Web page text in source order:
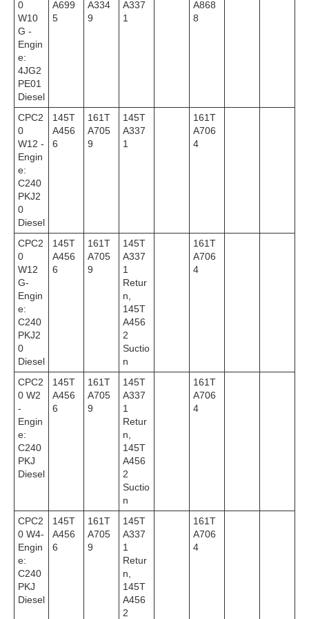
0
W10
G -
Engin
e:
4JG2
PE01
Diesel
A699
5
A334
9
A337
1
A868
8
CPC2
0
W12 -
Engin
e:
C240
PKJ2
0
Diesel
145T
A456
6
161T
A705
9
145T
A337
1
161T
A706
4
CPC2
0
W12
G-
Engin
e:
C240
PKJ2
0
Diesel
145T
A456
6
161T
A705
9
145T
A337
1
Retur
n,
145T
A456
2
Suctio
n
161T
A706
4
CPC2
0 W2
-
Engin
e:
C240
PKJ
Diesel
145T
A456
6
161T
A705
9
145T
A337
1
Retur
n,
145T
A456
2
Suctio
n
161T
A706
4
CPC2
0 W4-
Engin
e:
C240
PKJ
Diesel
145T
A456
6
161T
A705
9
145T
A337
1
Retur
n,
145T
A456
2
161T
A706
4